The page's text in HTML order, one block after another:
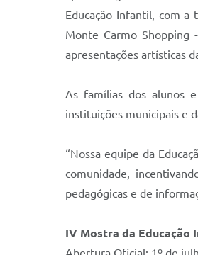
Educação Infantil, com
Monte Carmo Shopping
apresentações artísticas
As famílias dos alunos
instituições municipais e
“Nossa equipe da
comunidade,
pedagógicas e de
IV Mostra da Educação